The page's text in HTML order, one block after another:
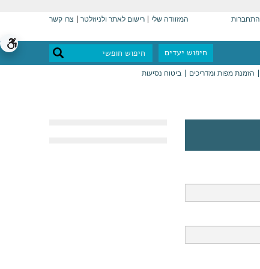
התחברות המזוודה שלי רישום לאתר ולניוזלטר צרו קשר
חיפוש יעדים
הזמנת מפות ומדריכים ביטוח נסיעות